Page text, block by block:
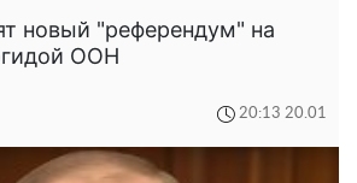
новый "референдум" на
ООН
20:13 20.01